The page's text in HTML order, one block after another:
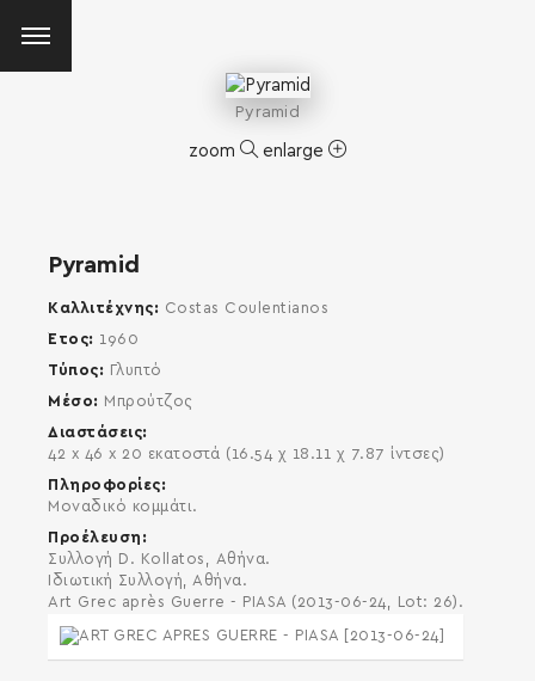
Pyramid
zoom enlarge
Pyramid
Καλλιτέχνης
Costas Coulentianos
Έτος
1960
Τύπος
Γλυπτό
Μέσο
Μπρούτζος
Διαστάσεις
42 x 46 x 20 εκατοστά (16.54 χ 18.11 χ 7.87 ίντσες)
Πληροφορίες
Μοναδικό κομμάτι.
Προέλευση
Συλλογή D. Kollatos, Αθήνα.
Ιδιωτική Συλλογή, Αθήνα.
Art Grec après Guerre - PIASA (2013-06-24, Lot: 26).